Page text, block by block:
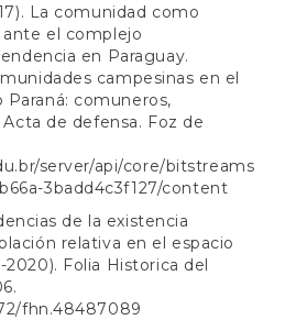
La comunidad como
el complejo
en Paraguay.
campesinas en el
comuneros,
de defensa. Foz de
server/api/core/bitstreams
3badd4c3f127/content
de la existencia
relativa en el espacio
Folia Historica del
fhn.48487089